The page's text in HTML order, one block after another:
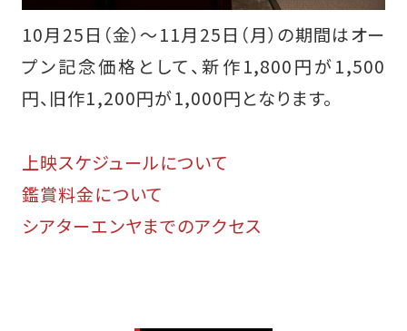
10月25日（金）～11月25日（月）の期間はオー
プン記念価格として、新作1,800円が1,500
円、旧作1,200円が1,000円となります。
上映スケジュールについて
鑑賞料金について
シアターエンヤまでのアクセス